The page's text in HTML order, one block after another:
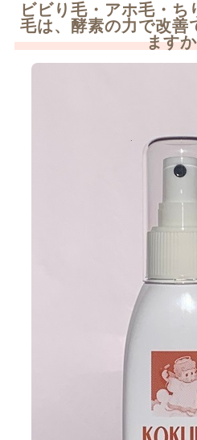
ビビり毛・アホ毛・ち
毛は、酵素の力で改善
ます